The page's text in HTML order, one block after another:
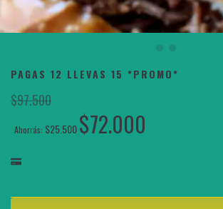
PAGAS 12 LLEVAS 15 *PROMO*
$97.500
Ahorrás: $25.500$72.000